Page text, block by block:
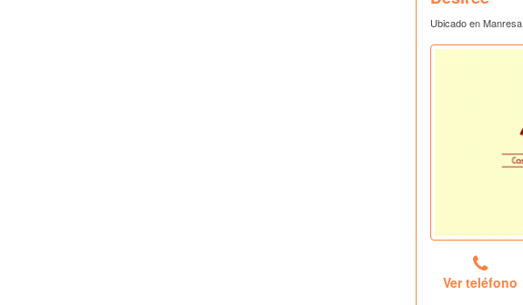
Ubicado en Manresa
Ver teléfono